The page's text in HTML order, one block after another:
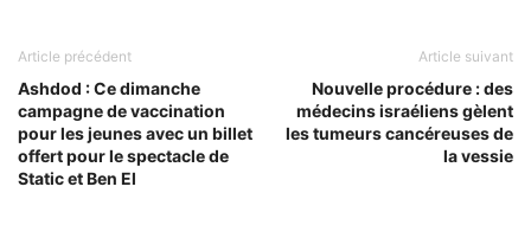
Article précédent
Ashdod : Ce dimanche
campagne de vaccination
pour les jeunes avec un billet
offert pour le spectacle de
Static et Ben El
Article suivant
Nouvelle procédure : des
médecins israéliens gèlent
les tumeurs cancéreuses de
la vessie